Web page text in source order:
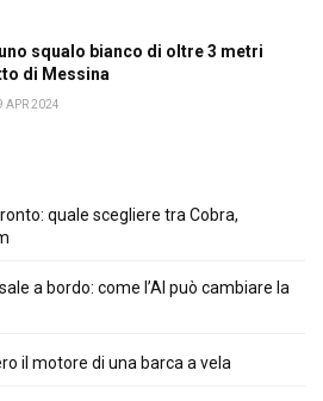
squalo bianco di oltre 3 metri
di Messina
APR 2024
quale scegliere tra Cobra,
a bordo: come l’AI può cambiare la
il motore di una barca a vela